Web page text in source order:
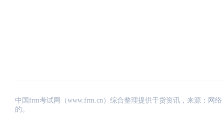
中国frm考试网（www.frm.cn）综合整理提供干货资讯，来源：网
的。